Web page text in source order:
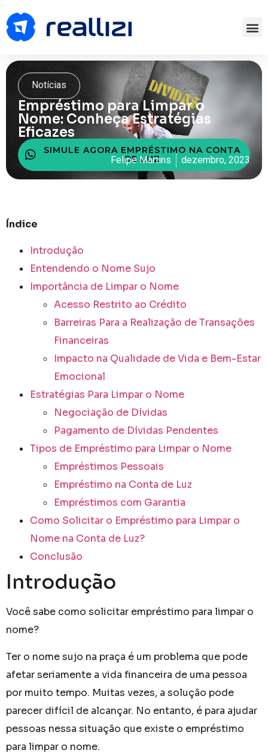
Notícias
Empréstimo para Limpar o
Nome: Conheça Estratégias
Eficazes
SIMULE AGORA EMPRÉSTIMO NA CONTA
DE LUZ
Felipe Martins dezembro, 2023
Índice
Introdução
Entendendo o Nome Sujo
Importância de Limpar o Nome
Acesso Restrito ao Crédito
Barreiras Para a Realização de Transações
Financeiras
Impacto na Qualidade de Vida e Bem-Estar
Emocional
Estratégias Para Limpar o Nome
Negociação de Dívidas
Pagamento de Dívidas Pendentes
Tipos de Empréstimo para Limpar o Nome
Empréstimos Pessoais
Empréstimo na Conta de Luz
Empréstimos com Garantia
Como Solicitar o Empréstimo para Limpar o
Nome na Conta de Luz?
Conclusão
Introdução
Você sabe como solicitar empréstimo para limpar o
nome?
Ter o nome sujo na praça é um problema que pode
afetar seriamente a vida financeira de uma pessoa
por muito tempo. Muitas vezes, a solução pode
parecer difícil de alcançar. No entanto, é para ajudar
pessoas nessa situação que existe o empréstimo
para limpar o nome.